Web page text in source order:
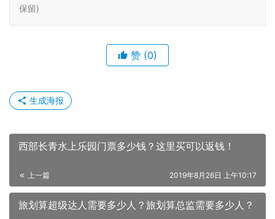
保留)
赞 (0)
生成海报
西部长青水上乐园门票多少钱？这里买可以返钱！
上一篇 2019年8月26日 上午10:17
旅划算超级达人需要多少人？旅划算总监需要多少人？